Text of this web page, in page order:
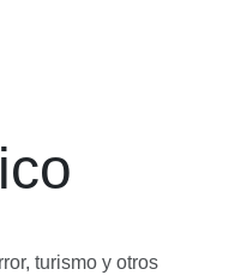
turismo y otros